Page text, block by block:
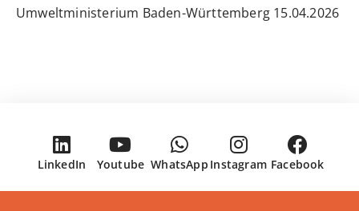
15.04.2026 Umweltministerium Baden-Württemberg
Facebook
Instagram
WhatsApp
Youtube
LinkedIn